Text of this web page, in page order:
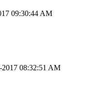
09:30:44 AM
2017 08:32:51 AM